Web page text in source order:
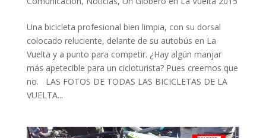
Una bicicleta profesional bien limpia, con su dorsal
colocado reluciente, delante de su autobús en La
Vuelta y a punto para competir. ¿Hay algún manjar
más apetecible para un cicloturista? Pues creemos que
no. LAS FOTOS DE TODAS LAS BICICLETAS DE LA
VUELTA...